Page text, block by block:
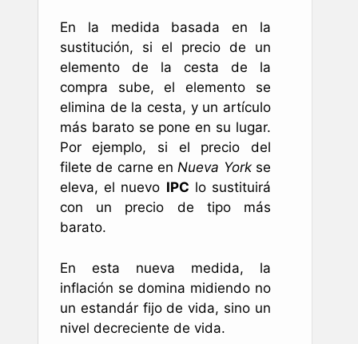
En la medida basada en la
sustitución, si el precio de un
elemento de la cesta de la
compra sube, el elemento se
elimina de la cesta, y un artículo
más barato se pone en su lugar.
Por ejemplo, si el precio del
filete de carne enNueva Yorkse
eleva, el nuevo IPC lo sustituirá
con un precio de tipo más
barato.
En esta nueva medida, la
inflación se domina midiendo no
un estandár fijo de vida, sino un
nivel decreciente de vida.